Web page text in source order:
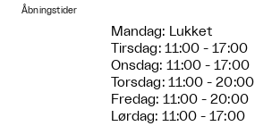
Åbningstider
Mandag: Lukket
Tirsdag: 11:00 - 17:00
Onsdag: 11:00 - 17:00
Torsdag: 11:00 - 20:00
Fredag: 11:00 - 20:00
Lørdag: 11:00 - 17:00